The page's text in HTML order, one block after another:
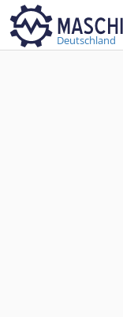
Deutschland